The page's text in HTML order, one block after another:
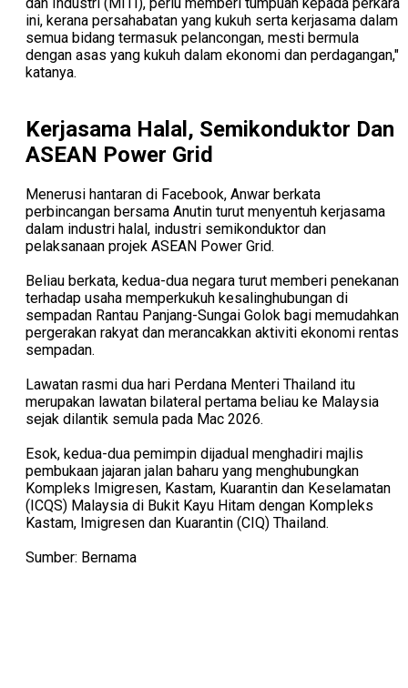
ini, kerana persahabatan yang kukuh serta kerjasama dalam
semua bidang termasuk pelancongan, mesti bermula
dengan asas yang kukuh dalam ekonomi dan perdagangan,"
katanya.
Kerjasama Halal, Semikonduktor Dan
ASEAN Power Grid
Menerusi hantaran di Facebook, Anwar berkata
perbincangan bersama Anutin turut menyentuh kerjasama
dalam industri halal, industri semikonduktor dan
pelaksanaan projek ASEAN Power Grid.
Beliau berkata, kedua-dua negara turut memberi penekanan
terhadap usaha memperkukuh kesalinghubungan di
sempadan Rantau Panjang-Sungai Golok bagi memudahkan
pergerakan rakyat dan merancakkan aktiviti ekonomi rentas
sempadan.
Lawatan rasmi dua hari Perdana Menteri Thailand itu
merupakan lawatan bilateral pertama beliau ke Malaysia
sejak dilantik semula pada Mac 2026.
Esok, kedua-dua pemimpin dijadual menghadiri majlis
pembukaan jajaran jalan baharu yang menghubungkan
Kompleks Imigresen, Kastam, Kuarantin dan Keselamatan
(ICQS) Malaysia di Bukit Kayu Hitam dengan Kompleks
Kastam, Imigresen dan Kuarantin (CIQ) Thailand.
Sumber: Bernama